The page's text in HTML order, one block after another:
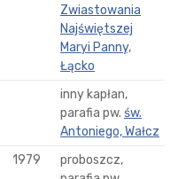
Zwiastowania
Najświętszej
Maryi Panny,
Łącko
inny kapłan,
parafia pw. św.
Antoniego, Wałcz
1979
proboszcz,